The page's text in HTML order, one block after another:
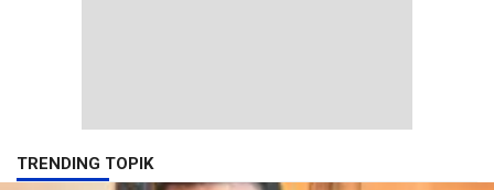
TRENDING TOPIK